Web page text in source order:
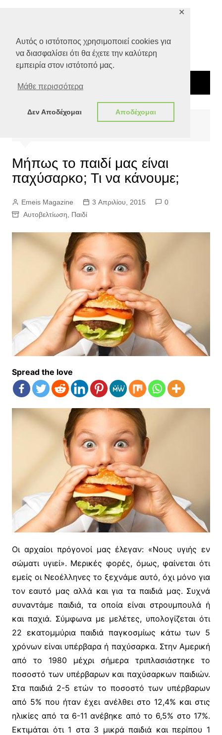
Αυτός ο ιστότοπος χρησιμοποιεί cookies για
να διασφαλίσει ότι θα έχετε την καλύτερη
εμπειρία στον ιστότοπό μας.
Μάθε περισσότερα
Δεν Αποδέχομαι Αποδέχομαι
✕
Αυτοβελτίωση
Μήπως το παιδί μας είναι
παχύσαρκο; Τι να κάνουμε;
Emeis Magazine 3 Απριλίου, 2015
0
Αυτοβελτίωση
Παιδί
Spread the love
Oι αρχαίοι πρόγονοί μας έλεγαν: «Nους υγιής εν
σώματι υγιεί». Mερικές φορές, όμως, φαίνεται ότι
εμείς οι Nεοέλληνες το ξεχνάμε αυτό, όχι μόνο για
τον εαυτό μας αλλά και για τα παιδιά μας. Συχνά
συναντάμε παιδιά, τα οποία είναι στρουμπουλά ή
και παχιά. Σύμφωνα με μελέτες, υπολογίζεται ότι
22 εκατομμύρια παιδιά παγκοσμίως κάτω των 5
χρόνων είναι υπέρβαρα ή παχύσαρκα. Στην Αμερική
από το 1980 μέχρι σήμερα τριπλασιάστηκε το
ποσοστό των υπέρβαρων και παχύσαρκων παιδιών.
Στα παιδιά 2-5 ετών το ποσοστό των υπέρβαρων
από 5% που ήταν έχει ανέλθει στο 12,4% και στις
ηλικίες από τα 6-11 ανέβηκε από το 6,5% στο 17%.
Εκτιμάται ότι 1 στα 3 μικρά παιδιά και περίπου 1